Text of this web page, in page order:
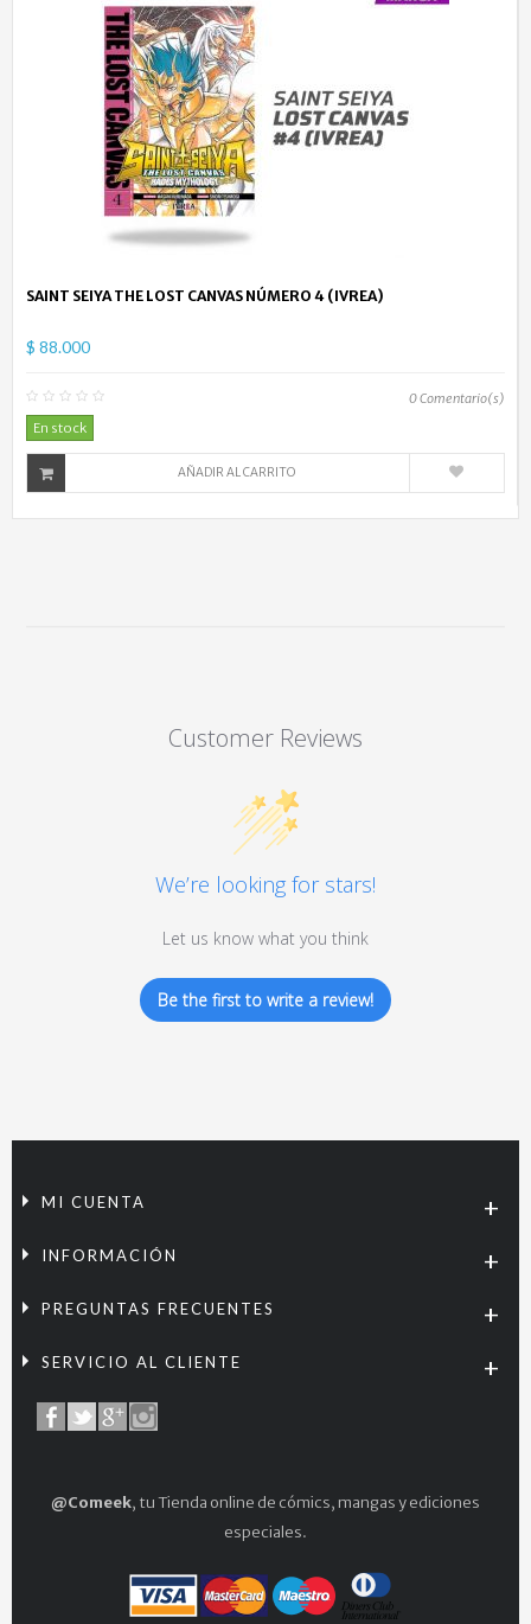
SAINT SEIYA THE LOST CANVAS NÚMERO 4 (IVREA)
$ 88.000
0Comentario(s)
En stock
AÑADIR AL CARRITO
Customer Reviews
We’re looking for stars!
Let us know what you think
Be the first to write a review!
MI CUENTA
INFORMACIÓN
PREGUNTAS FRECUENTES
SERVICIO AL CLIENTE
@Comeek, tu Tienda online de cómics, mangas y ediciones
especiales.